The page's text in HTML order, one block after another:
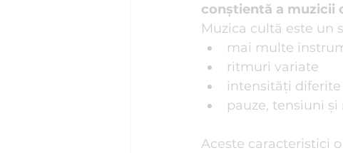
conștientă a muzicii
Muzica cultă este un
mai multe
ritmuri variate
intensități diferite
pauze, tensiuni și
Aceste caracteristici